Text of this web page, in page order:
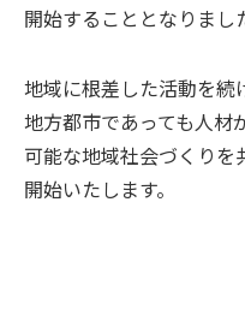
開始することとなりまし
地域に根差した活動を続
地方都市であっても人材
可能な地域社会づくりを
開始いたします。